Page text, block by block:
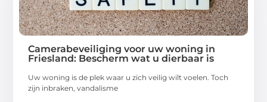
Camerabeveiliging voor uw woning in
Friesland: Bescherm wat u dierbaar is
Uw woning is de plek waar u zich veilig wilt voelen. Toch
zijn inbraken, vandalisme